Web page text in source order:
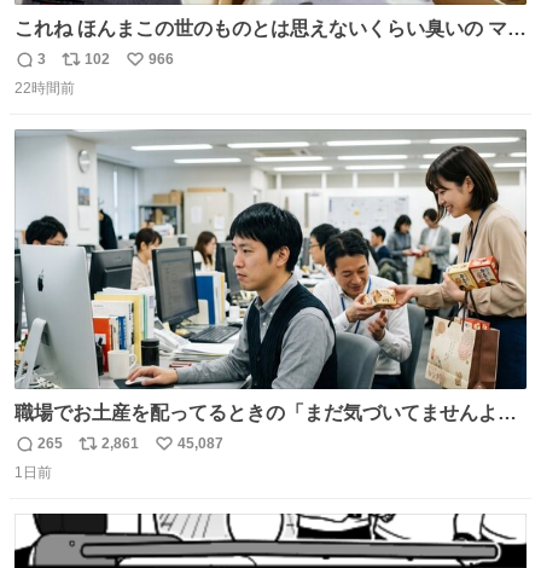
これね ほんまこの世のものとは思えないくらい臭いの マジ
で、死ぬほど、臭い 中に入ってる謎スクイーズのせいなん
だけど
返
信
3
リ
ポ
ト
102
い
数
966
22時間前
職場でお土産を配ってるときの「まだ気づいてませんよ」
的な演技が毎回シンドい。
返
信
265
リ
ト
数
2,861
い
数
45,087
1日前